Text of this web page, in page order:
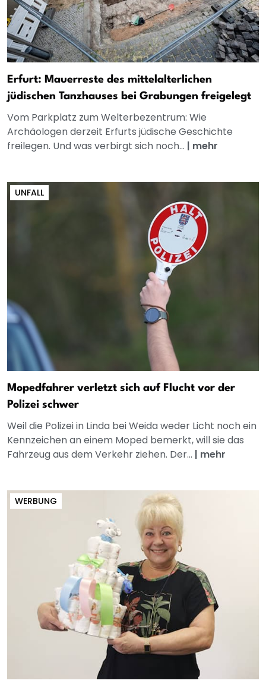
Erfurt: Mauerreste des mittelalterlichen
jüdischen Tanzhauses bei Grabungen freigelegt
Vom Parkplatz zum Welterbezentrum: Wie
Archäologen derzeit Erfurts jüdische Geschichte
freilegen. Und was verbirgt sich noch... | mehr
UNFALL
Mopedfahrer verletzt sich auf Flucht vor der
Polizei schwer
Weil die Polizei in Linda bei Weida weder Licht noch ein
Kennzeichen an einem Moped bemerkt, will sie das
Fahrzeug aus dem Verkehr ziehen. Der... | mehr
WERBUNG